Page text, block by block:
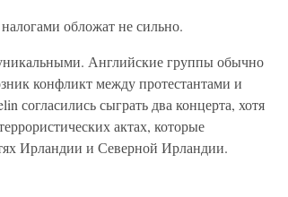
обложат не сильно.
Английские группы обычно
конфликт между протестантами и
согласились сыграть два концерта, хотя
актах, которые
Ирландии и Северной Ирландии.